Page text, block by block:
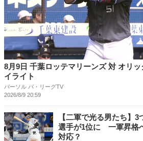
8月9日 千葉ロッテマリーンズ 対 オリ
イライト
パーソル パ・リーグTV
2026/8/9 20:59
【二軍で光る男たち】
選手が1位に 一軍昇格
対応？